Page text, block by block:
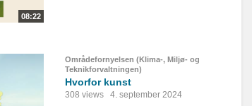
08:22
Områdefornyelsen (Klima-, Miljø- og
Teknikforvaltningen)
Hvorfor kunst
308 views 4. september 2024